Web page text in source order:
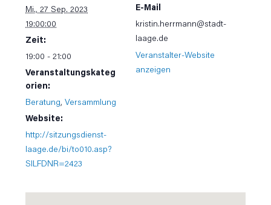
Mi., 27 Sep. 2023
19:00:00
Zeit:
19:00 - 21:00
Veranstaltungskateg
orien:
Beratung,Versammlung
Website:
http://sitzungsdienst-
laage.de/bi/to010.asp?
SILFDNR=2423
E-Mail
kristin.herrmann@stadt-
laage.de
Veranstalter-Website
anzeigen